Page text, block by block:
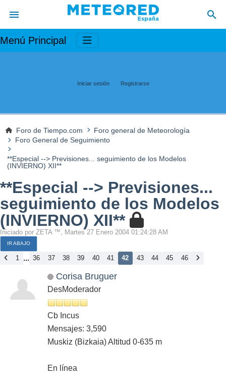
Menú Principal
Iniciar sesión Registrarse
Foro de Tiempo.com
Foro general de Meteorología
Foro General de Seguimiento
**Especial --> Previsiones... seguimiento de los Modelos
(INVIERNO) XII**
**Especial --> Previsiones...
seguimiento de los Modelos
(INVIERNO) XII**
Iniciado por ZETA ™, Martes 27 Enero 2004 01:24:28 AM
IR ABAJO
1 ... 36 37 38 39 40 41 42 43 44 45 46
Corisa Bruguer
DesModerador
Cb Incus
Mensajes: 3,590
Muskiz (Bizkaia) Altitud 0-635 m
En línea